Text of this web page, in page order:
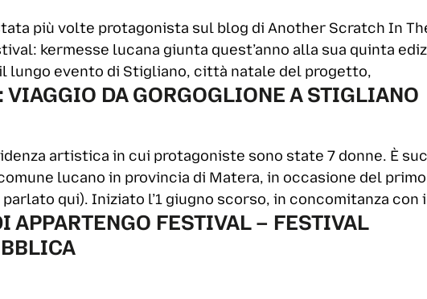
più volte protagonista sul blog di Another Scratch In
kermesse lucana giunta quest’anno alla sua quinta
lungo evento di Stigliano, città natale del progetto,
DA GORGOGLIONE A STIGLIANO
artistica in cui protagoniste sono state 7 donne. È
lucano in provincia di Matera, in occasione del
qui). Iniziato l’1 giugno scorso, in concomitanza con
APPARTENGO FESTIVAL – FESTIVAL